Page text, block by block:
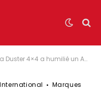
4×4 a humilié un Audi Q7 quattro
International Marques